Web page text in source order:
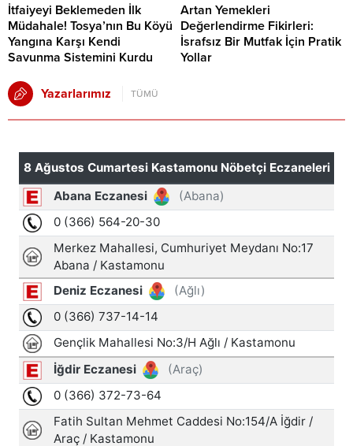
İtfaiyeyi Beklemeden İlk
Müdahale! Tosya’nın Bu Köyü
Yangına Karşı Kendi
Savunma Sistemini Kurdu
Artan Yemekleri
Değerlendirme Fikirleri:
İsrafsız Bir Mutfak İçin Pratik
Yollar
Yazarlarımız TÜMÜ